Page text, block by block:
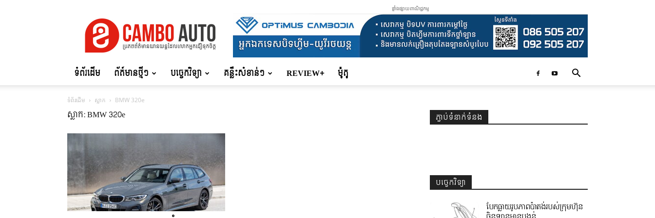
Auto
ផ្ទាំងផ្សាយពាណិជ្ជកម្ម
ទំព័រដើម ព័ត៍មានថ្មីៗ បច្ចេកវិទ្យា គន្លឹះសំខាន់ៗ REVIEW+ ម៉ូតូ
ទំព័រដើម ស្លាក BMW 320e
ស្លាក: BMW 320e ភ្ជាប់ទំនាក់ទំនង
បច្ចេកវិទ្យា
បែកធ្លាយរូបភាពប៉ាតង់របស់ក្រុមហ៊ុន